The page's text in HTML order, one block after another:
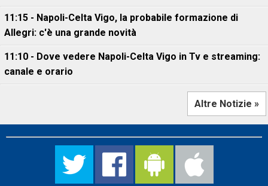
11:15 - Napoli-Celta Vigo, la probabile formazione di
Allegri: c'è una grande novità
11:10 - Dove vedere Napoli-Celta Vigo in Tv e streaming:
canale e orario
Altre Notizie »